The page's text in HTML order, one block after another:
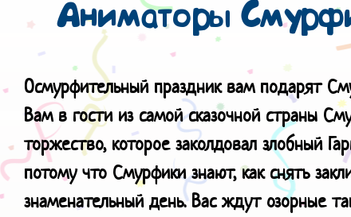
Аниматоры
Осмурфительный праздник вам подарят
Вам в гости из самой сказочной страны
торжество, которое заколдовал злобный
потому что Смурфики знают, как снять
знаменательный день. Вас ждут озорные